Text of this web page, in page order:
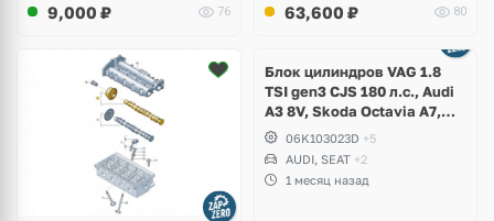
9,000 ₽ 76 63,600 ₽ 80
2 фото
Блок цилиндров VAG 1.8
TSI gen3 CJS 180 л.с., Audi
A3 8V, Skoda Octavia A7,
Superb, Volkswagen Passat
B8, Golf VII Alltrack, Seat
Leon
06K103023D +5
AUDI, SEAT +2
1 месяц назад